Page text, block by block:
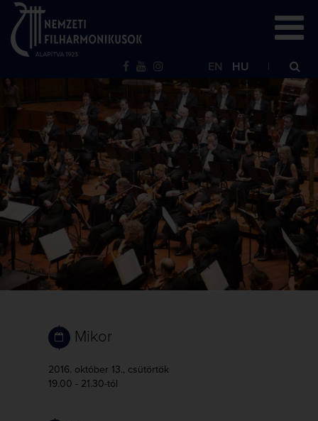
EN HU
Mikor
2016. október 13., csütörtök
19.00 - 21.30-tól